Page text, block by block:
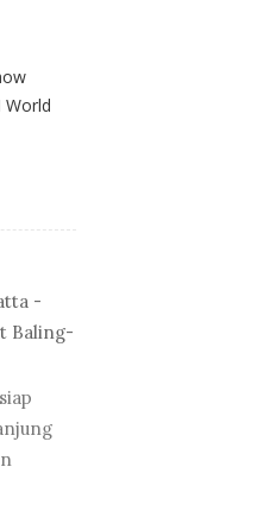
World
-
Baling-